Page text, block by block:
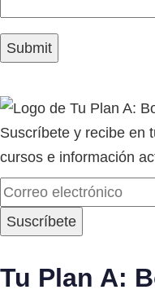
Suscríbete y recibe en
cursos e información
Tu Plan A: